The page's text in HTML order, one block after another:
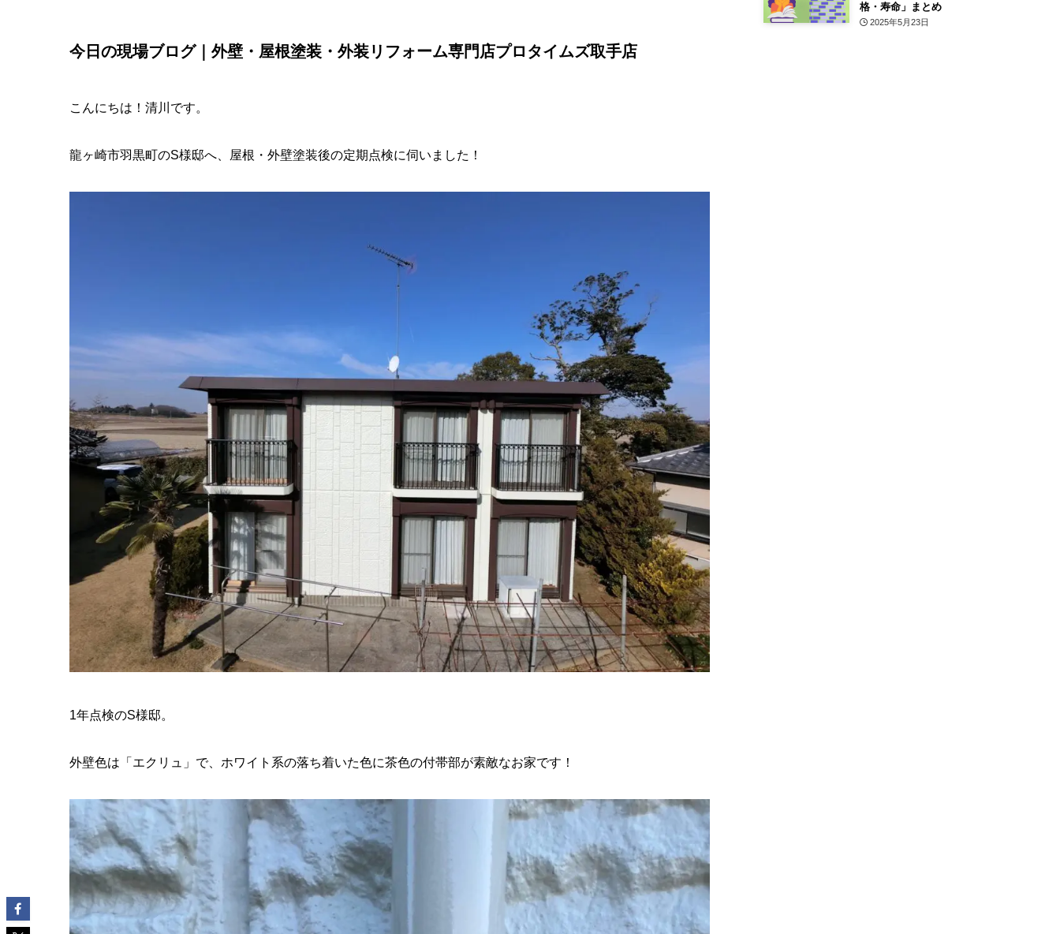
今日の現場ブログ｜外壁・屋根塗装・外装リフォーム専門店プロタイムズ取手店
こんにちは！清川です。
龍ヶ崎市羽黒町のS様邸へ、屋根・外壁塗装後の定期点検に伺いました！
1年点検のS様邸。
外壁色は「エクリュ」で、ホワイト系の落ち着いた色に茶色の付帯部が素敵なお家です！
格・寿命」まとめ
2025年5月23日